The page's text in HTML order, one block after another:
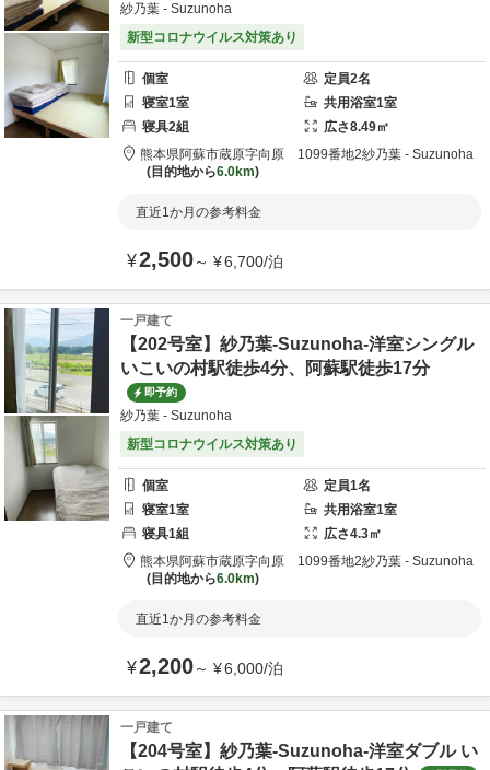
紗乃葉 - Suzunoha
新型コロナウイルス対策あり
個室 定員2名
寝室1室 共用浴室1室
寝具2組 広さ8.49㎡
熊本県阿蘇市蔵原字向原 1099番地2紗乃葉 - Suzunoha
目的地から6.0km
直近1か月の参考料金
¥2,500～ ¥6,700/泊
一戸建て
【202号室】紗乃葉-Suzunoha-洋室シングル
いこいの村駅徒歩4分、阿蘇駅徒歩17分
即予約
紗乃葉 - Suzunoha
新型コロナウイルス対策あり
個室 定員1名
寝室1室 共用浴室1室
寝具1組 広さ4.3㎡
熊本県阿蘇市蔵原字向原 1099番地2紗乃葉 - Suzunoha
目的地から6.0km
直近1か月の参考料金
¥2,200～ ¥6,000/泊
一戸建て
【204号室】紗乃葉-Suzunoha-洋室ダブル い